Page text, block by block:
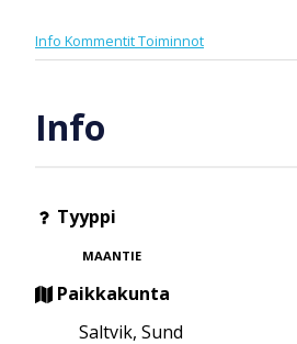
Info KommentitToiminnot
Info
Tyyppi
MAANTIE
Paikkakunta
Saltvik, Sund